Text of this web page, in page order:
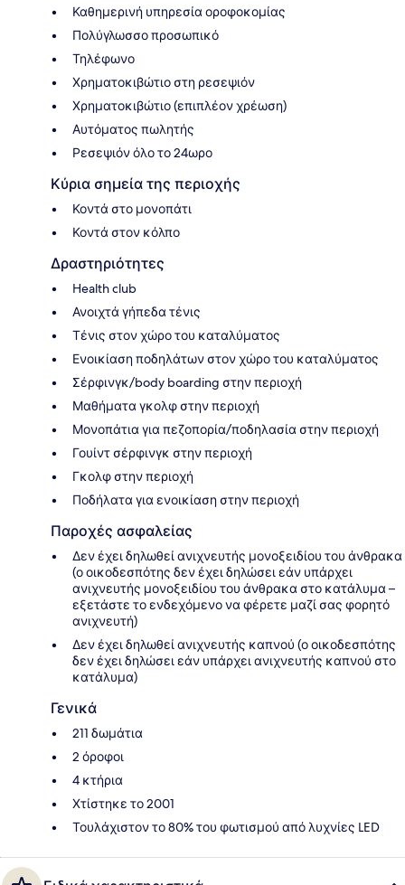
Καθημερινή υπηρεσία οροφοκομίας
Πολύγλωσσο προσωπικό
Τηλέφωνο
Χρηματοκιβώτιο στη ρεσεψιόν
Χρηματοκιβώτιο (επιπλέον χρέωση)
Αυτόματος πωλητής
Ρεσεψιόν όλο το 24ωρο
Κύρια σημεία της περιοχής
Κοντά στο μονοπάτι
Κοντά στον κόλπο
Δραστηριότητες
Health club
Ανοιχτά γήπεδα τένις
Τένις στον χώρο του καταλύματος
Ενοικίαση ποδηλάτων στον χώρο του καταλύματος
Σέρφινγκ/body boarding στην περιοχή
Μαθήματα γκολφ στην περιοχή
Μονοπάτια για πεζοπορία/ποδηλασία στην περιοχή
Γουίντ σέρφινγκ στην περιοχή
Γκολφ στην περιοχή
Ποδήλατα για ενοικίαση στην περιοχή
Παροχές ασφαλείας
Δεν έχει δηλωθεί ανιχνευτής μονοξειδίου του άνθρακα
(ο οικοδεσπότης δεν έχει δηλώσει εάν υπάρχει
ανιχνευτής μονοξειδίου του άνθρακα στο κατάλυμα –
εξετάστε το ενδεχόμενο να φέρετε μαζί σας φορητό
ανιχνευτή)
Δεν έχει δηλωθεί ανιχνευτής καπνού (ο οικοδεσπότης
δεν έχει δηλώσει εάν υπάρχει ανιχνευτής καπνού στο
κατάλυμα)
Γενικά
211 δωμάτια
2 όροφοι
4 κτήρια
Χτίστηκε το 2001
Τουλάχιστον το 80% του φωτισμού από λυχνίες LED